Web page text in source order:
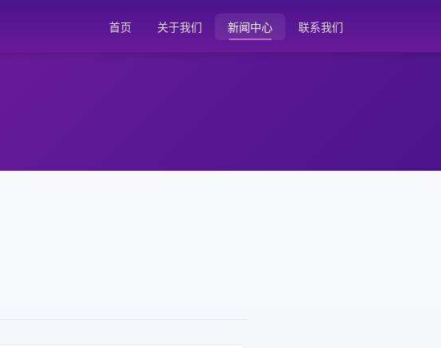
首页 关于我们 新闻中心 联系我们